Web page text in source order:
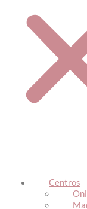
Centros